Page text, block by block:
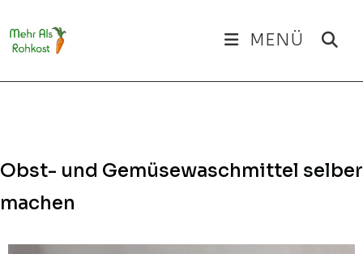
Inhalt
springen
MENÜ
Obst- und Gemüsewaschmittel selber
machen